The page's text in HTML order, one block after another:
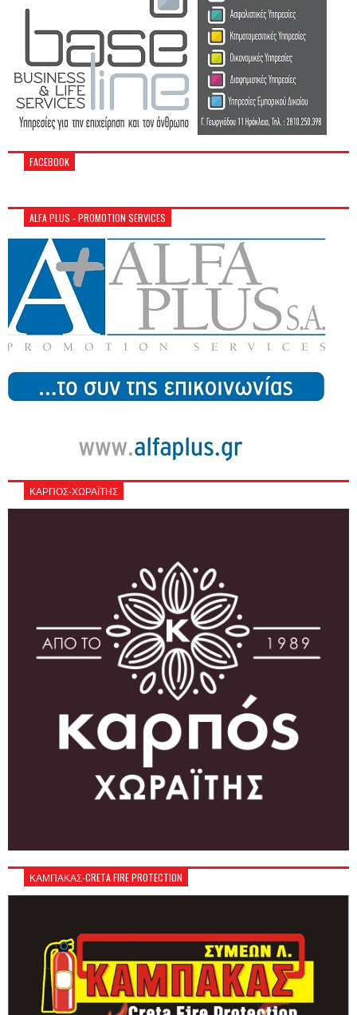
FACEBOOK
ALFA PLUS - PROMOTION SERVICES
ΚΑΡΠΟΣ-ΧΩΡΑΪΤΗΣ
ΚΑΜΠΑΚΑΣ-CRETA FIRE PROTECTION